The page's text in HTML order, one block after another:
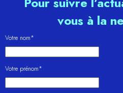
vous à la
Votre nom*
Votre prénom*